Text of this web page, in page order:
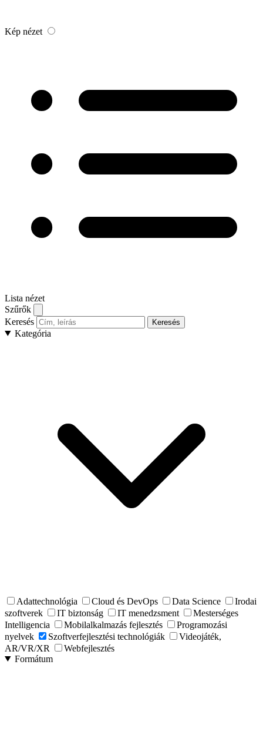
Kép nézet
Lista nézet
Szűrők
Keresés
Keresés
Kategória
Adattechnológia Cloud és DevOps Data Science
Irodai
szoftverek
IT biztonság IT menedzsment
Mesterséges
Intelligencia
Mobilalkalmazás fejlesztés
Programozási
nyelvek
Szoftverfejlesztési technológiák
Videojáték,
AR/VR/XR
Webfejlesztés
Formátum